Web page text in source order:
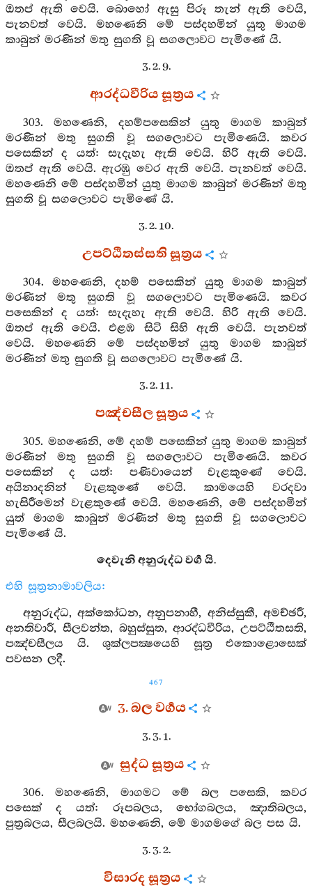
ඔතප් ඇති වෙයි. බොහෝ ඇසු පිරූ තැන් ඇති වෙයි,
පැනවත් වෙයි. මහණෙනි මේ පස්දහමින් යුතු මාගම
කාබුන් මරණින් මතු සුගති වූ සගලොවට පැමිණේ යි.
3. 2. 9.
ආරද්ධවීරිය සූත්‍රය
303. මහණෙනි, දහම්පසෙකින් යුතු මාගම කාබුන්
මරණින් මතු සුගති වූ සගලොවට පැමිණෙයි. කවර
පසෙකින් ද යත්: සැදැහැ ඇති වෙයි. හිරි ඇති වෙයි.
ඔතප් ඇති වෙයි. ඇරඹු වෙර ඇති වෙයි. පැනවත් වෙයි.
මහණෙනි මේ පස්දහමින් යුතු මාගම කාබුන් මරණින් මතු
සුගති වූ සගලොවට පැමිණේ යි.
3. 2. 10.
උපට්ඨිතස්සති සූත්‍රය
304. මහණෙනි, දහම් පසෙකින් යුතු මාගම කාබුන්
මරණින් මතු සුගති වූ සගලොවට පැමිණෙයි. කවර
පසෙකින් ද යත්: සැදැහැ ඇති වෙයි. හිරි ඇති වෙයි.
ඔතප් ඇති වෙයි. එළඹ සිටි සිහි ඇති වෙයි. පැනවත්
වෙයි. මහණෙනි මේ පස්දහමින් යුතු මාගම කාබුන්
මරණින් මතු සුගති වූ සගලොවට පැමිණේ යි.
3. 2. 11.
පඤ්චසීල සූත්‍රය
305. මහණෙනි, මේ දහම් පසෙකින් යුතු මාගම කාබුන්
මරණින් මතු සුගති වූ සගලොවට පැමිණෙයි. කවර
පසෙකින් ද යත්: පණිවායෙන් වැළකුණේ වෙයි.
අයිනාදනින් වැළකුණේ වෙයි. කාමයෙහි වරදවා
හැසිරීමෙන් වැළකුණේ වෙයි. මහණෙනි, මේ පස්දහමින්
යුත් මාගම කාබුන් මරණින් මතු සුගති වූ සගලොවට
පැමිණේ යි.
දෙවැනි අනුරුද්ධ වර්‍ග යි.
එහි සූත්‍රනාමාවලිය:
අනුරුද්ධ, අක්කෝධන, අනුපනාහී, අනිස්සුකී, අමච්ඡරී,
අනතිවාරී, සීලවන්ත, බහුස්සුත, ආරද්ධවීරිය, උපට්ඨීතසති,
පඤ්චසීලය යි. ශුක්ලපක්‍ෂයෙහි සූත්‍ර එකොළොසෙක්
පවසන ලදී.
467
3. බල වර්‍ගය
3. 3. 1.
සුද්ධ සූත්‍රය
306. මහණෙනි, මාගමට මේ බල පසෙකි, කවර
පසෙක් ද යත්: රූපබලය, භෝගබලය, ඤාතිබලය,
පුත්‍රබලය, සීලබලයි. මහණෙනි, මේ මාගමගේ බල පස යි.
3. 3. 2.
විසාරද සූත්‍රය